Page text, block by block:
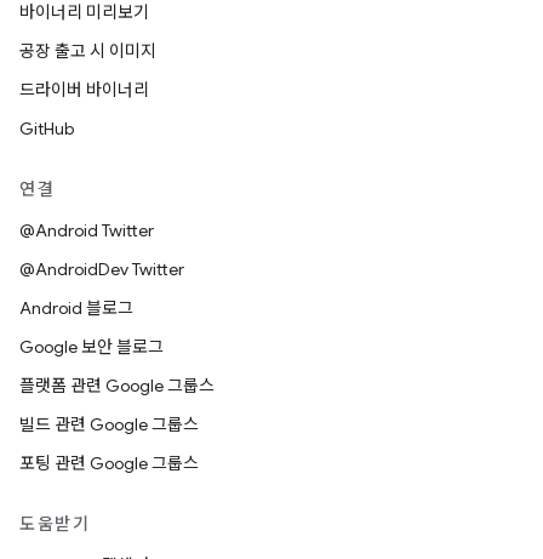
바이너리 미리보기
공장 출고 시 이미지
드라이버 바이너리
GitHub
연결
@Android Twitter
@AndroidDev Twitter
Android 블로그
Google 보안 블로그
플랫폼 관련 Google 그룹스
빌드 관련 Google 그룹스
포팅 관련 Google 그룹스
도움받기